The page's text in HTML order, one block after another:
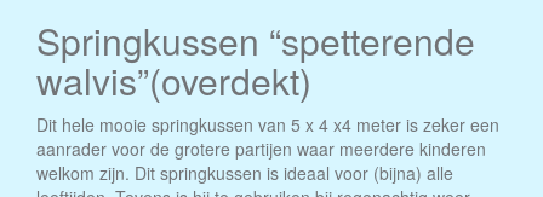
Springkussen “spetterende
walvis”(overdekt)
Dit hele mooie springkussen van 5 x 4 x4 meter is zeker een
aanrader voor de grotere partijen waar meerdere kinderen
welkom zijn. Dit springkussen is ideaal voor (bijna) alle